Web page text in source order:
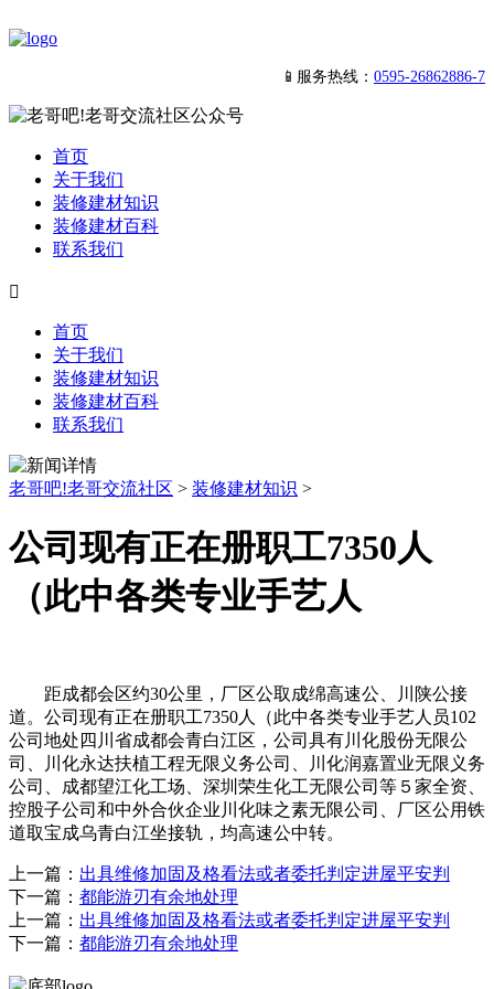
📱服务热线： 0595-26862886-7
首页
关于我们
装修建材知识
装修建材百科
联系我们

首页
关于我们
装修建材知识
装修建材百科
联系我们
老哥吧!老哥交流社区 > 装修建材知识 >
公司现有正在册职工7350人
（此中各类专业手艺人
距成都会区约30公里，厂区公取成绵高速公、川陕公接
道。公司现有正在册职工7350人（此中各类专业手艺人员102
公司地处四川省成都会青白江区，公司具有川化股份无限公
司、川化永达扶植工程无限义务公司、川化润嘉置业无限义务
公司、成都望江化工场、深圳荣生化工无限公司等５家全资、
控股子公司和中外合伙企业川化味之素无限公司、厂区公用铁
道取宝成乌青白江坐接轨，均高速公中转。
上一篇： 出具维修加固及格看法或者委托判定进屋平安判
下一篇： 都能游刃有余地处理
上一篇： 出具维修加固及格看法或者委托判定进屋平安判
下一篇： 都能游刃有余地处理